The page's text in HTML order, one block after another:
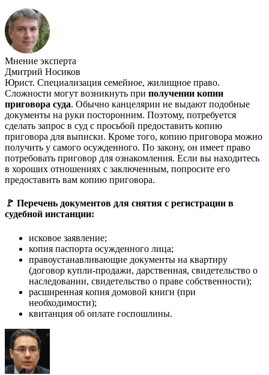
Мнение эксперта
Дмитрий Носиков
Юрист. Специализация семейное, жилищное право.
Сложности могут возникнуть при получении копии
приговора суда. Обычно канцелярии не выдают подобные
документы на руки посторонним. Поэтому, потребуется
сделать запрос в суд с просьбой предоставить копию
приговора для выписки. Кроме того, копию приговора можно
получить у самого осужденного. По закону, он имеет право
потребовать приговор для ознакомления. Если вы находитесь
в хороших отношениях с заключенным, попросите его
предоставить вам копию приговора.
🚩 Перечень документов для снятия с регистрации в
судебной инстанции:
исковое заявление;
копия паспорта осужденного лица;
правоустанавливающие документы на квартиру
(договор купли-продажи, дарственная, свидетельство о
наследовании, свидетельство о праве собственности);
расширенная копия домовой книги (при
необходимости);
квитанция об оплате госпошлины.